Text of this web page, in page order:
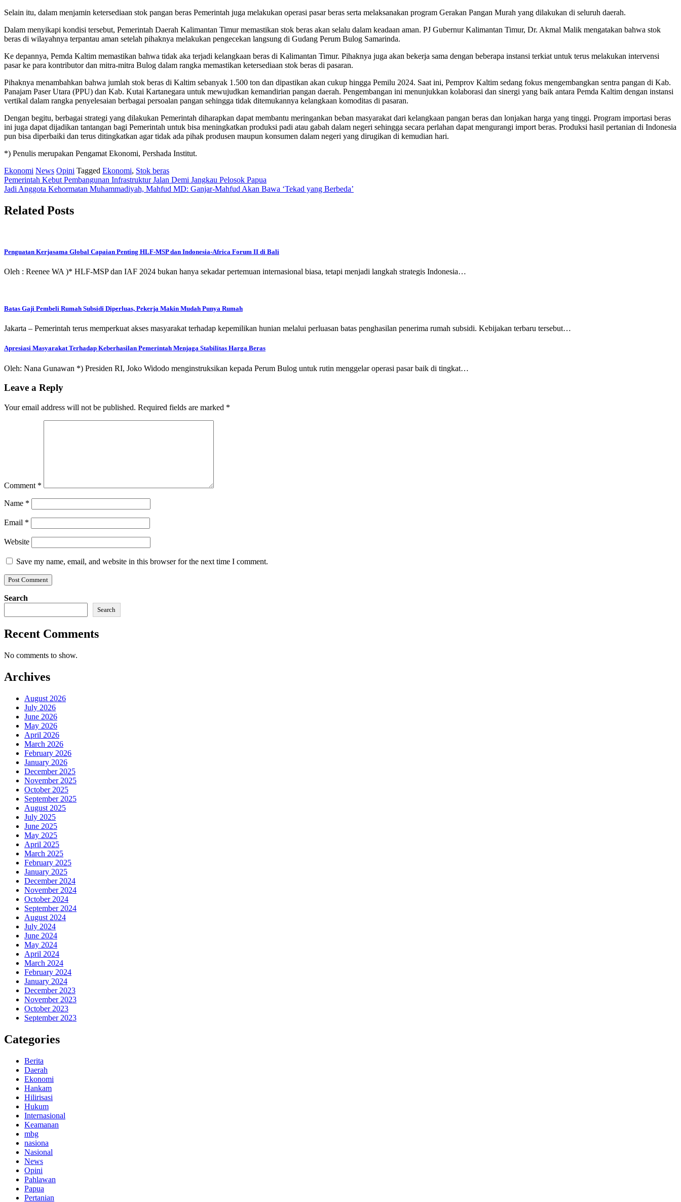
Selain itu, dalam menjamin ketersediaan stok pangan beras Pemerintah juga melakukan operasi pasar beras serta melaksanakan program Gerakan Pangan Murah yang dilakukan di seluruh daerah.
Dalam menyikapi kondisi tersebut, Pemerintah Daerah Kalimantan Timur memastikan stok beras akan selalu dalam keadaan aman. PJ Gubernur Kalimantan Timur, Dr. Akmal Malik mengatakan bahwa stok
beras di wilayahnya terpantau aman setelah pihaknya melakukan pengecekan langsung di Gudang Perum Bulog Samarinda.
Ke depannya, Pemda Kaltim memastikan bahwa tidak aka terjadi kelangkaan beras di Kalimantan Timur. Pihaknya juga akan bekerja sama dengan beberapa instansi terkiat untuk terus melakukan intervensi
pasar ke para kontributor dan mitra-mitra Bulog dalam rangka memastikan ketersediaan stok beras di pasaran.
Pihaknya menambahkan bahwa jumlah stok beras di Kaltim sebanyak 1.500 ton dan dipastikan akan cukup hingga Pemilu 2024. Saat ini, Pemprov Kaltim sedang fokus mengembangkan sentra pangan di Kab.
Panajam Paser Utara (PPU) dan Kab. Kutai Kartanegara untuk mewujudkan kemandirian pangan daerah. Pengembangan ini menunjukkan kolaborasi dan sinergi yang baik antara Pemda Kaltim dengan instansi
vertikal dalam rangka penyelesaian berbagai persoalan pangan sehingga tidak ditemukannya kelangkaan komoditas di pasaran.
Dengan begitu, berbagai strategi yang dilakukan Pemerintah diharapkan dapat membantu meringankan beban masyarakat dari kelangkaan pangan beras dan lonjakan harga yang tinggi. Program importasi beras
ini juga dapat dijadikan tantangan bagi Pemerintah untuk bisa meningkatkan produksi padi atau gabah dalam negeri sehingga secara perlahan dapat mengurangi import beras. Produksi hasil pertanian di Indonesia
pun bisa diperbaiki dan terus ditingkatkan agar tidak ada pihak produsen maupun konsumen dalam negeri yang dirugikan di kemudian hari.
*) Penulis merupakan Pengamat Ekonomi, Pershada Institut.
Ekonomi News Opini Tagged Ekonomi, Stok beras
Post
navigation
Pemerintah Kebut Pembangunan Infrastruktur Jalan Demi Jangkau Pelosok Papua
Jadi Anggota Kehormatan Muhammadiyah, Mahfud MD: Ganjar-Mahfud Akan Bawa ‘Tekad yang Berbeda’
Related Posts
Penguatan Kerjasama Global Capaian Penting HLF-MSP dan Indonesia-Africa Forum II di Bali
Oleh : Reenee WA )* HLF-MSP dan IAF 2024 bukan hanya sekadar pertemuan internasional biasa, tetapi menjadi langkah strategis Indonesia…
Batas Gaji Pembeli Rumah Subsidi Diperluas, Pekerja Makin Mudah Punya Rumah
Jakarta – Pemerintah terus memperkuat akses masyarakat terhadap kepemilikan hunian melalui perluasan batas penghasilan penerima rumah subsidi. Kebijakan terbaru tersebut…
Apresiasi Masyarakat Terhadap Keberhasilan Pemerintah Menjaga Stabilitas Harga Beras
Oleh: Nana Gunawan *) Presiden RI, Joko Widodo menginstruksikan kepada Perum Bulog untuk rutin menggelar operasi pasar baik di tingkat…
Leave a Reply
Your email address will not be published. Required fields are marked *
Comment *
Name *
Email *
Website
Save my name, email, and website in this browser for the next time I comment.
Search
Search
Recent Comments
No comments to show.
Archives
August 2026
July 2026
June 2026
May 2026
April 2026
March 2026
February 2026
January 2026
December 2025
November 2025
October 2025
September 2025
August 2025
July 2025
June 2025
May 2025
April 2025
March 2025
February 2025
January 2025
December 2024
November 2024
October 2024
September 2024
August 2024
July 2024
June 2024
May 2024
April 2024
March 2024
February 2024
January 2024
December 2023
November 2023
October 2023
September 2023
Categories
Berita
Daerah
Ekonomi
Hankam
Hilirisasi
Hukum
Internasional
Keamanan
mbg
nasiona
Nasional
News
Opini
Pahlawan
Papua
Pertanian